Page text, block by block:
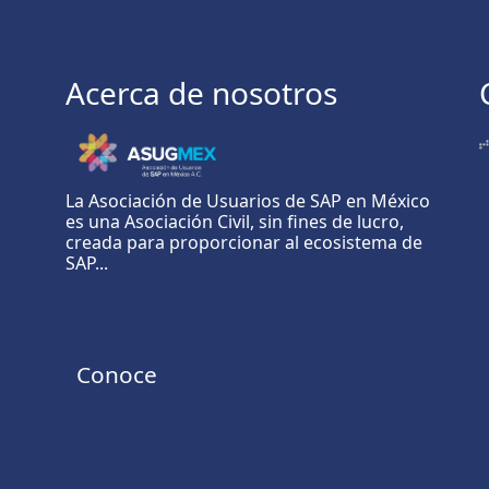
Acerca de nosotros
La Asociación de Usuarios de SAP en México
es una Asociación Civil, sin fines de lucro,
creada para proporcionar al ecosistema de
SAP...
Conoce